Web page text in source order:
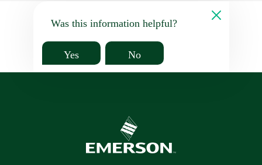
Was this information helpful?
Yes No